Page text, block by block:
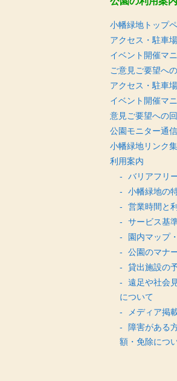
小幡緑地トップ
アクセス・駐車場
イベント開催マ
ご意見ご要望へ
アクセス・駐車場
イベント開催マ
意見ご要望への
公園モニター通
小幡緑地リンク集
利用案内
バリアフリ
小幡緑地の
営業時間と
サービス基
園内マップ
公園のマナ
貸出施設の
遠足や社会
について
メディア掲
障害がある
額・免除につ